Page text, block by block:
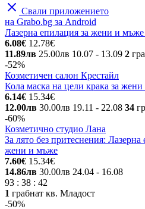
Свали приложението
на Grabo.bg за Android
Лазерна епилация за жени и
6.08€ 12.78€
11.89лв 25.00лв 10.07 - 13.09 2
-52%
Козметичен салон Крестайл
Кола маска на цели крака за
6.14€ 15.34€
12.00лв 30.00лв 19.11 - 22.08 34
-60%
Козметично студио Лана
За лято без притеснения:
жени и мъже
7.60€ 15.34€
14.86лв 30.00лв 24.04 - 16.08
93 : 38 : 42
1 грабнат кв. Младост
-50%